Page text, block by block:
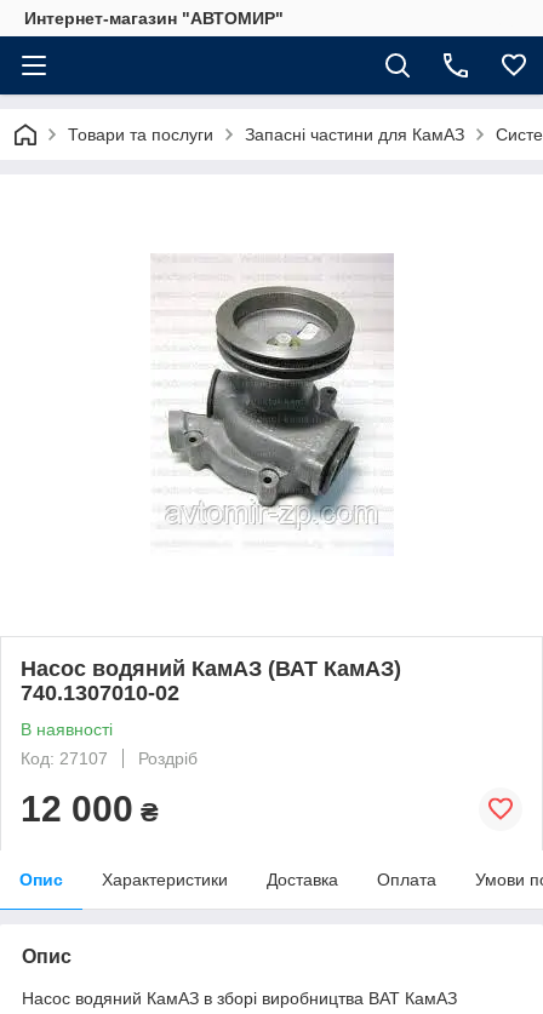
Интернет-магазин "АВТОМИР"
Товари та послуги Запасні частини для КамАЗ
Насос водяний КамАЗ (ВАТ КамАЗ)
740.1307010-02
В наявності
Код: 27107
Роздріб
12 000 ₴
Опис Характеристики Доставка Оплата Умови
Опис
Насос водяний КамАЗ в зборі виробництва ВАТ КамАЗ